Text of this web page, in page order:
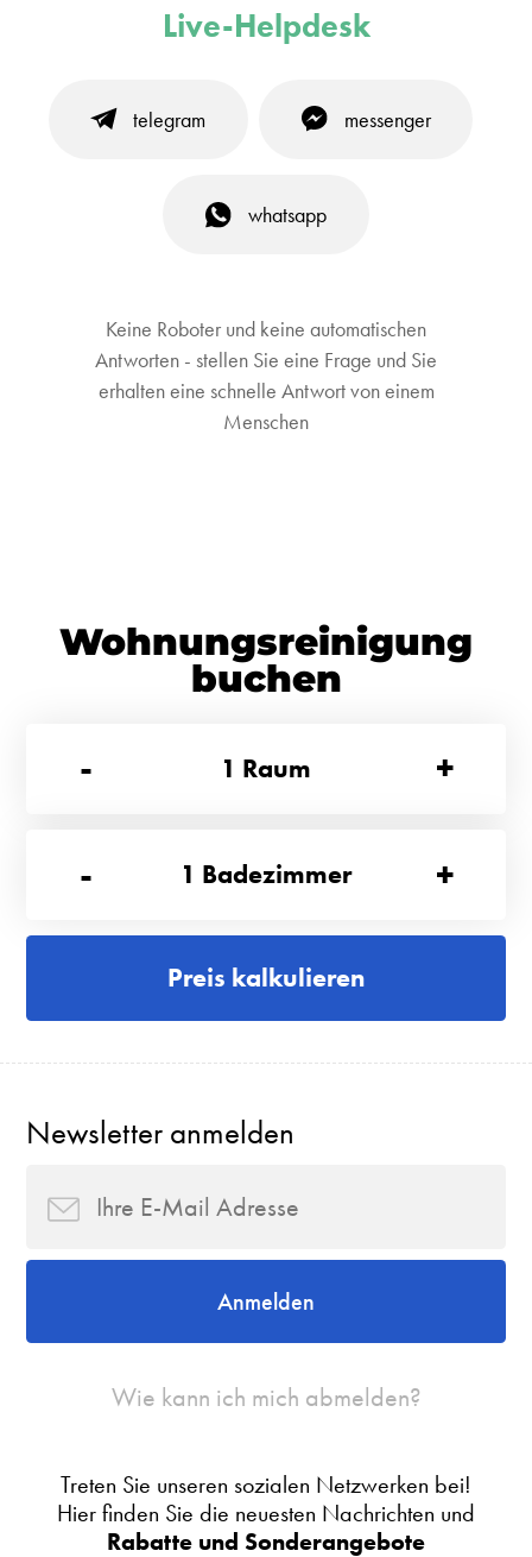
Live-Helpdesk
telegram messenger
whatsapp
Keine Roboter und keine automatischen
Antworten - stellen Sie eine Frage und Sie
erhalten eine schnelle Antwort von einem
Menschen
Wohnungsreinigung
buchen
-
1 Raum +
- 1 Badezimmer +
Preis kalkulieren
Newsletter anmelden
Anmelden
Wie kann ich mich abmelden?
Treten Sie unseren sozialen Netzwerken bei!
Hier finden Sie die neuesten Nachrichten und
Rabatte und Sonderangebote